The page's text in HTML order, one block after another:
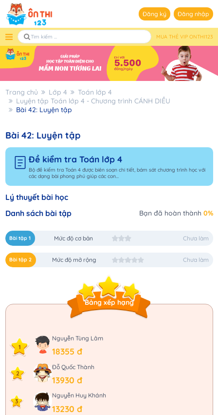
Đăng ký Đăng nhập
MUA THẺ VIP ONTHI123
Trang chủ Lớp 4
Toán lớp 4
Luyện tập Toán lớp 4 - Chương trình CÁNH DIỀU
Bài 42: Luyện tập
Bài 42: Luyện tập
Đề kiểm tra Toán lớp 4
Bộ đề kiểm tra Toán 4 được biên soạn chi tiết, bám sát chương trình học với
các dạng bài phong phú giúp các con...
Lý thuyết bài học
Danh sách bài tập
Bạn đã hoàn thành 0%
Bài tập 1 Mức độ cơ bản Chưa làm
Bài tập 2 Mức độ mở rộng Chưa làm
Bảng xếp hạng
1
Nguyễn Tùng Lâm
18355 đ
2
Đỗ Quốc Thành
13930 đ
3
Nguyễn Huy Khánh
13230 đ